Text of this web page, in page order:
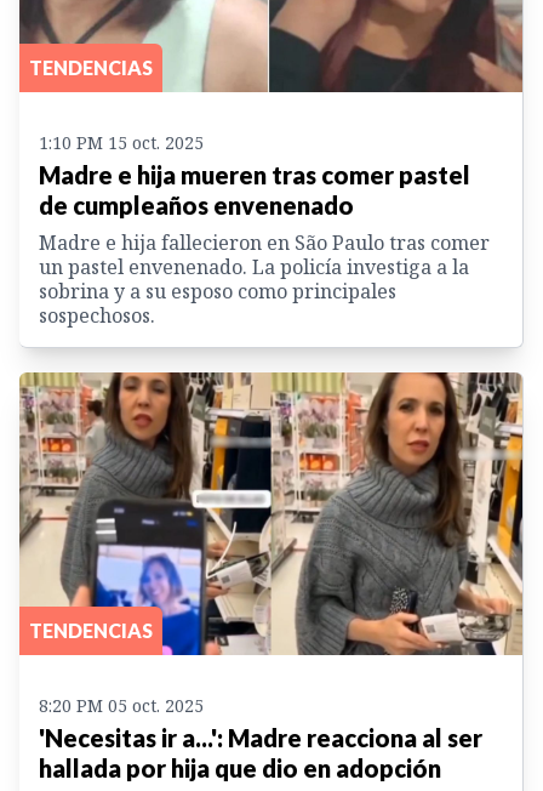
TENDENCIAS
1:10 PM 15 oct. 2025
Madre e hija mueren tras comer pastel
de cumpleaños envenenado
Madre e hija fallecieron en São Paulo tras comer
un pastel envenenado. La policía investiga a la
sobrina y a su esposo como principales
sospechosos.
TENDENCIAS
8:20 PM 05 oct. 2025
'Necesitas ir a...': Madre reacciona al ser
hallada por hija que dio en adopción